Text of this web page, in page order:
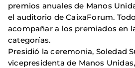
premios anuales de Manos
el auditorio de CaixaForum.
acompañar a los premiados en
categorías.
Presidió la ceremonia, Soledad
vicepresidenta de Manos